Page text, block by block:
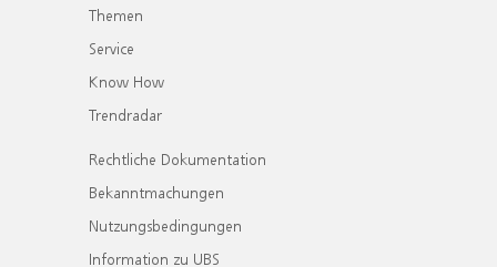
Themen
Service
Know How
Trendradar
Rechtliche Dokumentation
Bekanntmachungen
Nutzungsbedingungen
Information zu UBS